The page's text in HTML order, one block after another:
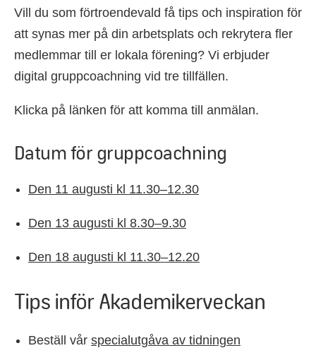
Vill du som förtroendevald få tips och inspiration för
att synas mer på din arbetsplats och rekrytera fler
medlemmar till er lokala förening? Vi erbjuder
digital gruppcoachning vid tre tillfällen.
Klicka på länken för att komma till anmälan.
Datum för gruppcoachning
Den 11 augusti kl 11.30–12.30
Den 13 augusti kl 8.30–9.30
Den 18 augusti kl 11.30–12.20
Tips inför Akademikerveckan
Beställ vår specialutgåva av tidningen